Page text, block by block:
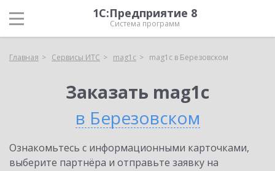
1С:Предприятие 8
Система программ
Главная Сервисы ИТС mag1c mag1c в Березовском
Заказать mag1c
в Березовском
Ознакомьтесь с информационными карточками,
выберите партнёра и отправьте заявку на